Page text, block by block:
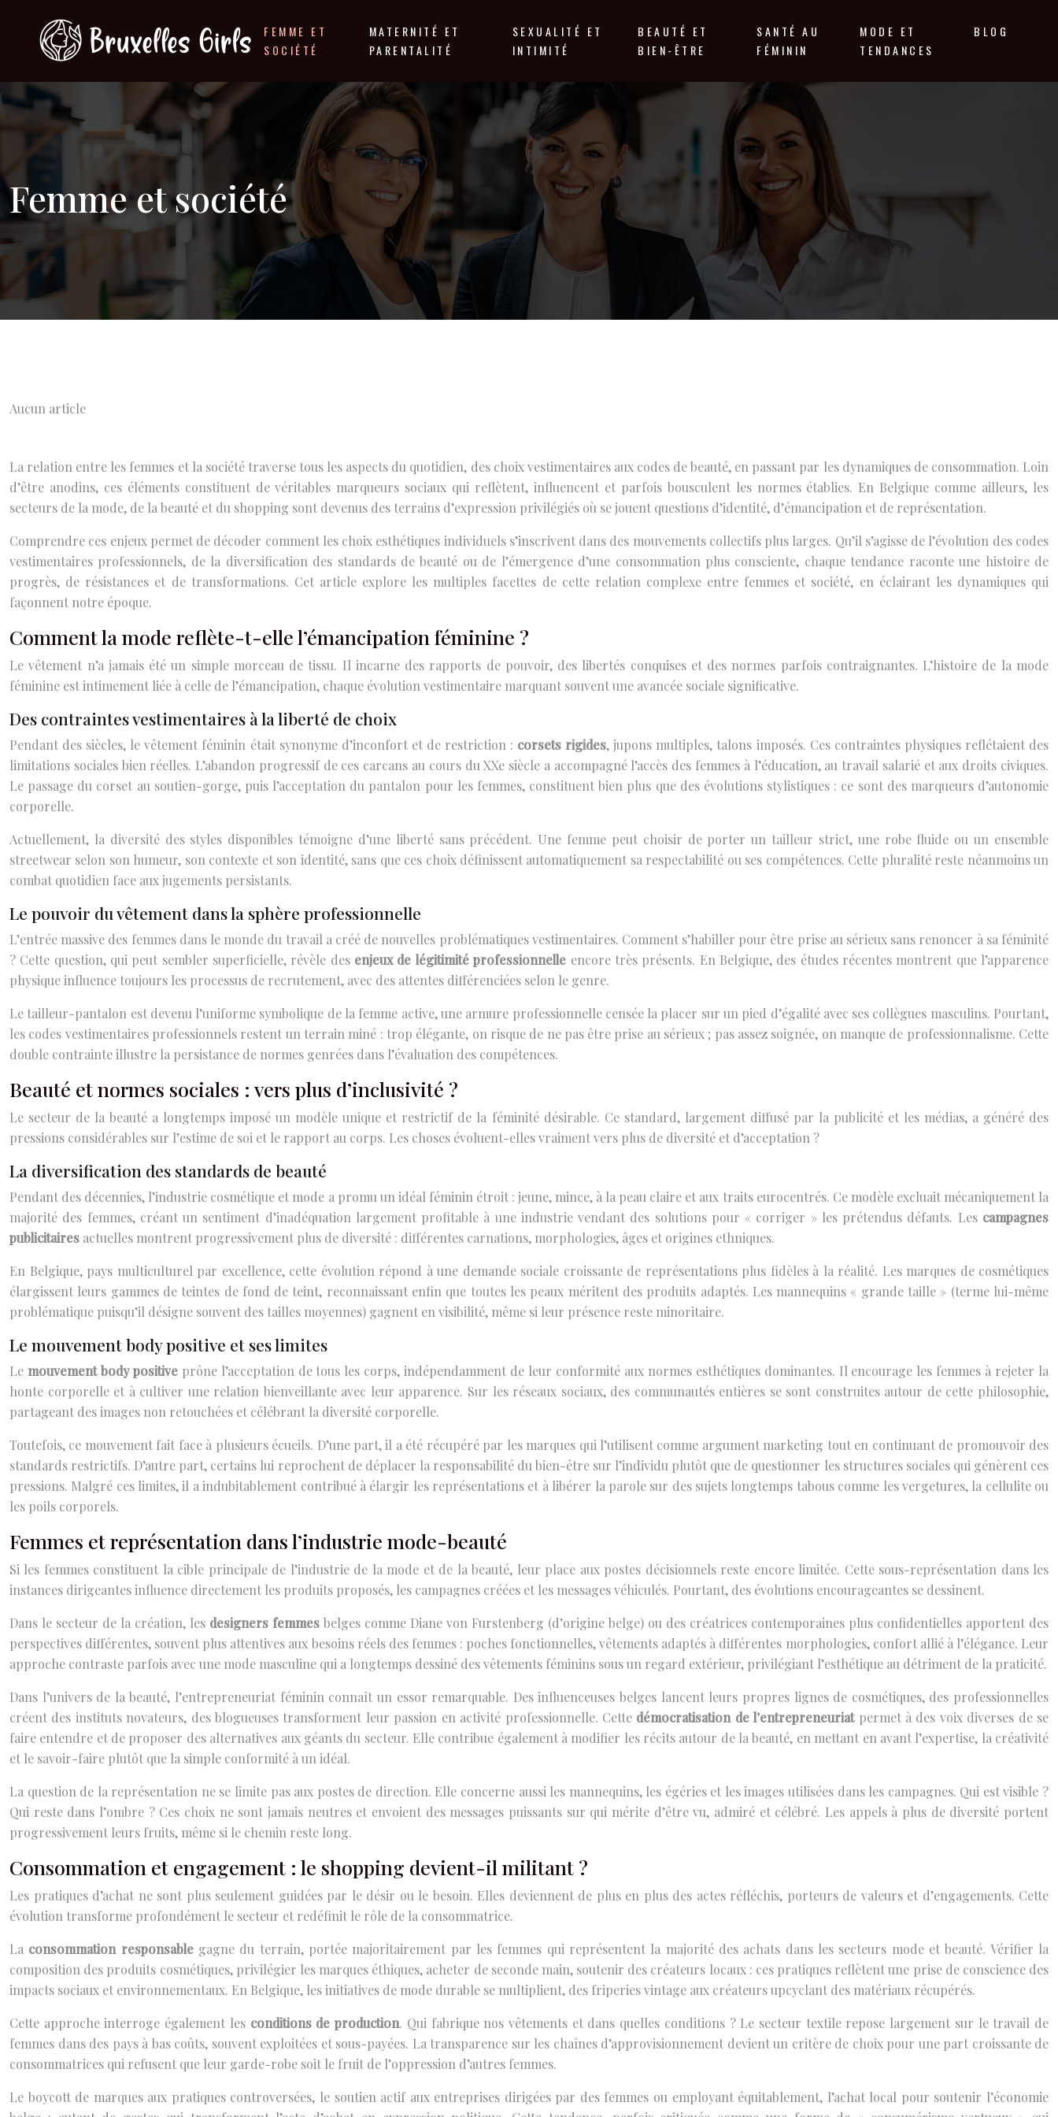
FEMME ET
SOCIÉTÉ
MATERNITÉ ET
PARENTALITÉ
SEXUALITÉ ET
INTIMITÉ
BEAUTÉ ET
BIEN-ÊTRE
SANTÉ AU
FÉMININ
MODE ET
TENDANCES
BLOG
Femme et société
Aucun article
La relation entre les femmes et la société traverse tous les aspects du quotidien, des choix vestimentaires aux codes de beauté, en passant par les dynamiques de consommation. Loin
d’être anodins, ces éléments constituent de véritables marqueurs sociaux qui reflètent, influencent et parfois bousculent les normes établies. En Belgique comme ailleurs, les
secteurs de la mode, de la beauté et du shopping sont devenus des terrains d’expression privilégiés où se jouent questions d’identité, d’émancipation et de représentation.
Comprendre ces enjeux permet de décoder comment les choix esthétiques individuels s’inscrivent dans des mouvements collectifs plus larges. Qu’il s’agisse de l’évolution des codes
vestimentaires professionnels, de la diversification des standards de beauté ou de l’émergence d’une consommation plus consciente, chaque tendance raconte une histoire de
progrès, de résistances et de transformations. Cet article explore les multiples facettes de cette relation complexe entre femmes et société, en éclairant les dynamiques qui
façonnent notre époque.
Comment la mode reflète-t-elle l’émancipation féminine ?
Le vêtement n’a jamais été un simple morceau de tissu. Il incarne des rapports de pouvoir, des libertés conquises et des normes parfois contraignantes. L’histoire de la mode
féminine est intimement liée à celle de l’émancipation, chaque évolution vestimentaire marquant souvent une avancée sociale significative.
Des contraintes vestimentaires à la liberté de choix
Pendant des siècles, le vêtement féminin était synonyme d’inconfort et de restriction : corsets rigides, jupons multiples, talons imposés. Ces contraintes physiques reflétaient des
limitations sociales bien réelles. L’abandon progressif de ces carcans au cours du XXe siècle a accompagné l’accès des femmes à l’éducation, au travail salarié et aux droits civiques.
Le passage du corset au soutien-gorge, puis l’acceptation du pantalon pour les femmes, constituent bien plus que des évolutions stylistiques : ce sont des marqueurs d’autonomie
corporelle.
Actuellement, la diversité des styles disponibles témoigne d’une liberté sans précédent. Une femme peut choisir de porter un tailleur strict, une robe fluide ou un ensemble
streetwear selon son humeur, son contexte et son identité, sans que ces choix définissent automatiquement sa respectabilité ou ses compétences. Cette pluralité reste néanmoins un
combat quotidien face aux jugements persistants.
Le pouvoir du vêtement dans la sphère professionnelle
L’entrée massive des femmes dans le monde du travail a créé de nouvelles problématiques vestimentaires. Comment s’habiller pour être prise au sérieux sans renoncer à sa féminité
? Cette question, qui peut sembler superficielle, révèle des enjeux de légitimité professionnelle encore très présents. En Belgique, des études récentes montrent que l’apparence
physique influence toujours les processus de recrutement, avec des attentes différenciées selon le genre.
Le tailleur-pantalon est devenu l’uniforme symbolique de la femme active, une armure professionnelle censée la placer sur un pied d’égalité avec ses collègues masculins. Pourtant,
les codes vestimentaires professionnels restent un terrain miné : trop élégante, on risque de ne pas être prise au sérieux ; pas assez soignée, on manque de professionnalisme. Cette
double contrainte illustre la persistance de normes genrées dans l’évaluation des compétences.
Beauté et normes sociales : vers plus d’inclusivité ?
Le secteur de la beauté a longtemps imposé un modèle unique et restrictif de la féminité désirable. Ce standard, largement diffusé par la publicité et les médias, a généré des
pressions considérables sur l’estime de soi et le rapport au corps. Les choses évoluent-elles vraiment vers plus de diversité et d’acceptation ?
La diversification des standards de beauté
Pendant des décennies, l’industrie cosmétique et mode a promu un idéal féminin étroit : jeune, mince, à la peau claire et aux traits eurocentrés. Ce modèle excluait mécaniquement la
majorité des femmes, créant un sentiment d’inadéquation largement profitable à une industrie vendant des solutions pour « corriger » les prétendus défauts. Les campagnes
publicitaires actuelles montrent progressivement plus de diversité : différentes carnations, morphologies, âges et origines ethniques.
En Belgique, pays multiculturel par excellence, cette évolution répond à une demande sociale croissante de représentations plus fidèles à la réalité. Les marques de cosmétiques
élargissent leurs gammes de teintes de fond de teint, reconnaissant enfin que toutes les peaux méritent des produits adaptés. Les mannequins « grande taille » (terme lui-même
problématique puisqu’il désigne souvent des tailles moyennes) gagnent en visibilité, même si leur présence reste minoritaire.
Le mouvement body positive et ses limites
Le mouvement body positiveprône l’acceptation de tous les corps, indépendamment de leur conformité aux normes esthétiques dominantes. Il encourage les femmes à rejeter la
honte corporelle et à cultiver une relation bienveillante avec leur apparence. Sur les réseaux sociaux, des communautés entières se sont construites autour de cette philosophie,
partageant des images non retouchées et célébrant la diversité corporelle.
Toutefois, ce mouvement fait face à plusieurs écueils. D’une part, il a été récupéré par les marques qui l’utilisent comme argument marketing tout en continuant de promouvoir des
standards restrictifs. D’autre part, certains lui reprochent de déplacer la responsabilité du bien-être sur l’individu plutôt que de questionner les structures sociales qui génèrent ces
pressions. Malgré ces limites, il a indubitablement contribué à élargir les représentations et à libérer la parole sur des sujets longtemps tabous comme les vergetures, la cellulite ou
les poils corporels.
Femmes et représentation dans l’industrie mode-beauté
Si les femmes constituent la cible principale de l’industrie de la mode et de la beauté, leur place aux postes décisionnels reste encore limitée. Cette sous-représentation dans les
instances dirigeantes influence directement les produits proposés, les campagnes créées et les messages véhiculés. Pourtant, des évolutions encourageantes se dessinent.
Dans le secteur de la création, les designers femmes belges comme Diane von Furstenberg (d’origine belge) ou des créatrices contemporaines plus confidentielles apportent des
perspectives différentes, souvent plus attentives aux besoins réels des femmes : poches fonctionnelles, vêtements adaptés à différentes morphologies, confort allié à l’élégance. Leur
approche contraste parfois avec une mode masculine qui a longtemps dessiné des vêtements féminins sous un regard extérieur, privilégiant l’esthétique au détriment de la praticité.
Dans l’univers de la beauté, l’entrepreneuriat féminin connaît un essor remarquable. Des influenceuses belges lancent leurs propres lignes de cosmétiques, des professionnelles
créent des instituts novateurs, des blogueuses transforment leur passion en activité professionnelle. Cette démocratisation de l’entrepreneuriatpermet à des voix diverses de se
faire entendre et de proposer des alternatives aux géants du secteur. Elle contribue également à modifier les récits autour de la beauté, en mettant en avant l’expertise, la créativité
et le savoir-faire plutôt que la simple conformité à un idéal.
La question de la représentation ne se limite pas aux postes de direction. Elle concerne aussi les mannequins, les égéries et les images utilisées dans les campagnes. Qui est visible ?
Qui reste dans l’ombre ? Ces choix ne sont jamais neutres et envoient des messages puissants sur qui mérite d’être vu, admiré et célébré. Les appels à plus de diversité portent
progressivement leurs fruits, même si le chemin reste long.
Consommation et engagement : le shopping devient-il militant ?
Les pratiques d’achat ne sont plus seulement guidées par le désir ou le besoin. Elles deviennent de plus en plus des actes réfléchis, porteurs de valeurs et d’engagements. Cette
évolution transforme profondément le secteur et redéfinit le rôle de la consommatrice.
La consommation responsablegagne du terrain, portée majoritairement par les femmes qui représentent la majorité des achats dans les secteurs mode et beauté. Vérifier la
composition des produits cosmétiques, privilégier les marques éthiques, acheter de seconde main, soutenir des créateurs locaux : ces pratiques reflètent une prise de conscience des
impacts sociaux et environnementaux. En Belgique, les initiatives de mode durable se multiplient, des friperies vintage aux créateurs upcyclant des matériaux récupérés.
Cette approche interroge également les conditions de production. Qui fabrique nos vêtements et dans quelles conditions ? Le secteur textile repose largement sur le travail de
femmes dans des pays à bas coûts, souvent exploitées et sous-payées. La transparence sur les chaînes d’approvisionnement devient un critère de choix pour une part croissante de
consommatrices qui refusent que leur garde-robe soit le fruit de l’oppression d’autres femmes.
Le boycott de marques aux pratiques controversées, le soutien actif aux entreprises dirigées par des femmes ou employant équitablement, l’achat local pour soutenir l’économie